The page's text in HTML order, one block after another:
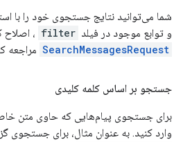
شما می‌توانید نتایج جستجوی خود را با
و توابع موجود در فیلد filter ، اصلاح
SearchMessagesRequest مراجعه
جستجو بر اساس کلمه کلیدی
برای جستجوی پیام‌هایی که حاوی متن
وارد کنید. به عنوان مثال، برای جستجوی